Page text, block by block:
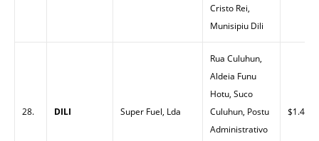
Cristo Rei,
Munisipiu Dili
28. DILI Super Fuel, Lda
Rua Culuhun,
Aldeia Funu
Hotu, Suco
Culuhun, Postu
Administrativo
$1.49